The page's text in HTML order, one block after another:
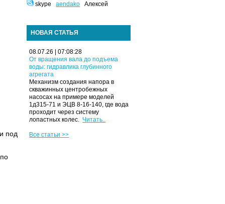
под
skypeaendako Алексей
НОВАЯ СТАТЬЯ
08.07.26 | 07:08:28
От вращения вала до подъема
воды: гидравлика глубинного
агрегата
Механизм создания напора в
скважинных центробежных
насосах на примере моделей
1д315-71 и ЭЦВ 8-16-140, где вода
проходит через систему
лопастных колес. Читать..
Все статьи >>